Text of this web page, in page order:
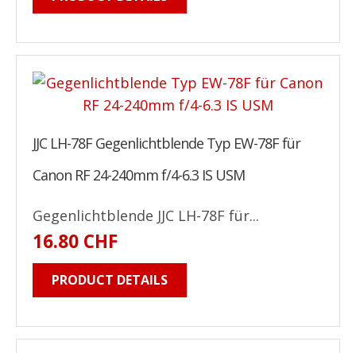
JJC LH-78F Gegenlichtblende Typ EW-78F für
Canon RF 24-240mm f/4-6.3 IS USM
Gegenlichtblende JJC LH-78F für...
16.80 CHF
PRODUCT DETAILS